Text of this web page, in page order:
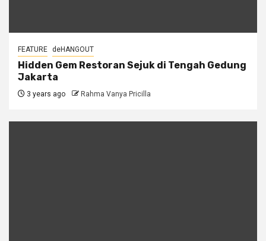
FEATURE deHANGOUT
Hidden Gem Restoran Sejuk di Tengah Gedung
Jakarta
3 years ago Rahma Vanya Pricilla